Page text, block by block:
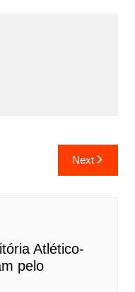
Next
Atlético-
pelo